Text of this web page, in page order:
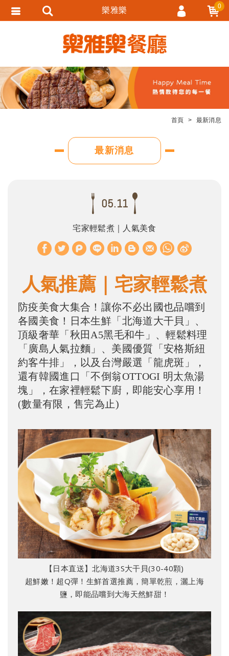
首頁 最新消息
最新消息
05.11
宅家輕鬆煮｜人氣美食
W
a
t
s
A
p
p
n
a
W
e
i
b
o
人氣推薦｜宅家輕鬆煮
防疫美食大集合！讓你不必出國也品嚐到
各國美食！日本生鮮「北海道大干貝」、
頂級奢華「秋田A5黑毛和牛」、輕鬆料理
「廣島人氣拉麵」、美國優質「安格斯紐
約客牛排」，以及台灣嚴選「龍虎斑」，
還有韓國進口「不倒翁OTTOGI 明太魚湯
塊」，在家裡輕鬆下廚，即能安心享用！
(數量有限，售完為止)
【日本直送】北海道3S大干貝(30-40顆)
超鮮嫩！超Q彈！生鮮首選推薦，簡單乾煎，灑上海
鹽，即能品嚐到大海天然鮮甜！
樂雅樂 0
會員註冊
忘記密碼
訂單查詢
追蹤清單